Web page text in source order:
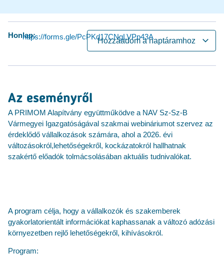
Honlap:https://forms.gle/PcPKd17CNgLVPp43A
Hozzáadom a naptáramhoz
Az eseményről
A PRIMOM Alapítvány együttműködve a NAV Sz-Sz-B
Vármegyei Igazgatóságával szakmai webináriumot szervez az
érdeklődő vállalkozások számára, ahol a 2026. évi
változásokról,lehetőségekről, kockázatokról hallhatnak
szakértő előadók tolmácsolásában aktuális tudnivalókat.
A program célja, hogy a vállalkozók és szakemberek
gyakorlatorientált információkat kaphassanak a változó adózási
környezetben rejlő lehetőségekről, kihívásokról.
Program: